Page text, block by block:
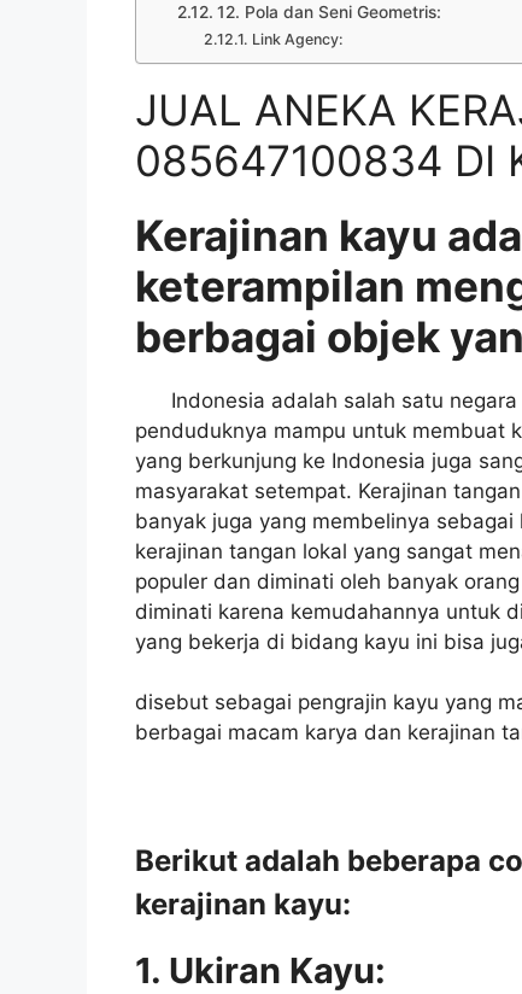
12. Pola dan Seni Geometris:
Link Agency:
JUAL ANEKA
085647100834 DI
Kerajinan kayu
keterampilan
berbagai objek
Indonesia adalah salah satu negara
penduduknya mampu untuk membuat
yang berkunjung ke Indonesia juga
masyarakat setempat. Kerajinan
banyak juga yang membelinya
kerajinan tangan lokal yang sangat
populer dan diminati oleh banyak
diminati karena kemudahannya untuk
yang bekerja di bidang kayu ini bisa
disebut sebagai pengrajin kayu yang
berbagai macam karya dan kerajinan
Berikut adalah beberapa
kerajinan kayu:
1. Ukiran Kayu: